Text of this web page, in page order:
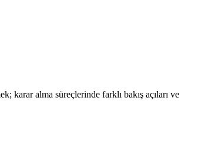
karar alma süreçlerinde farklı bakış açıları ve